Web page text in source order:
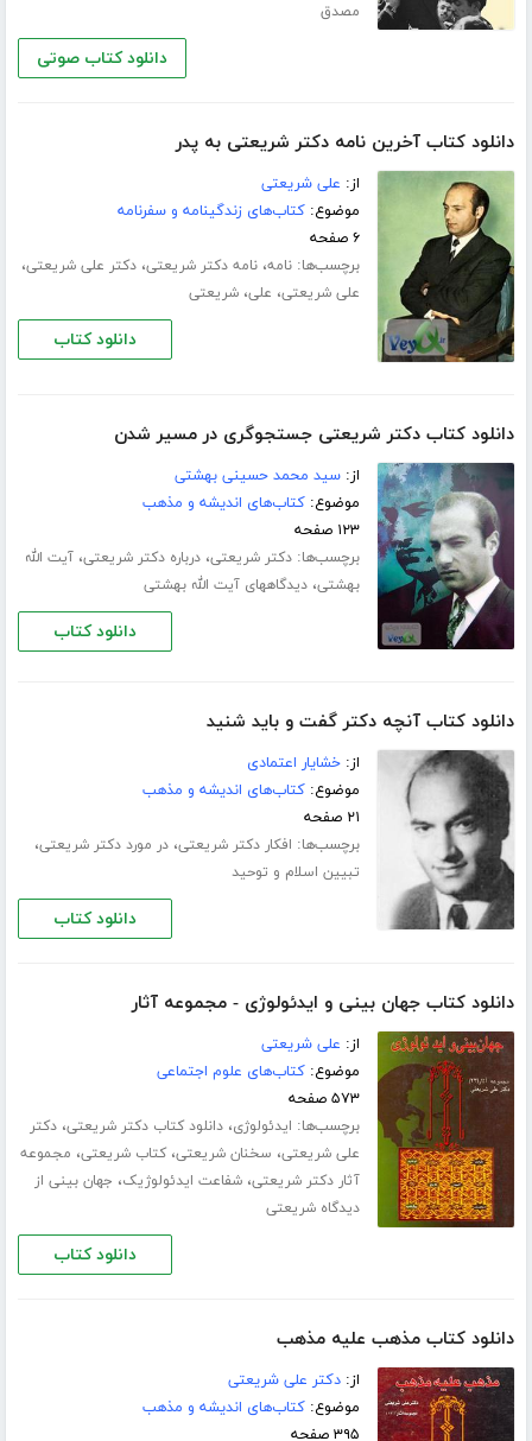
مصدق
دانلود کتاب صوتی
دانلود کتاب آخرین نامه دکتر شریعتی به پدر
از: علی شریعتی
موضوع:کتاب‌های زندگینامه و سفرنامه
۶ صفحه
برچسب‌ها:نامه،نامه دکتر شریعتی،دکتر علی شریعتی،
علی شریعتی، علی،شریعتی
دانلود کتاب
دانلود کتاب دکتر شریعتی جستجوگری در مسیر شدن
از:سید محمد حسینی بهشتی
موضوع:کتاب‌های اندیشه و مذهب
۱۲۳ صفحه
برچسب‌ها:دکتر شریعتی،درباره دکتر شریعتی،آیت الله
بهشتی،دیدگاههای آیت الله بهشتی
دانلود کتاب
دانلود کتاب آنچه دکتر گفت و باید شنید
از:خشایار اعتمادی
موضوع:کتاب‌های اندیشه و مذهب
۲۱ صفحه
برچسب‌ها: افکار دکتر شریعتی،در مورد دکتر شریعتی،
تبیین اسلام و توحید
دانلود کتاب
دانلود کتاب جهان بینی و ایدئولوژی - مجموعه آثار
از: علی شریعتی
موضوع:کتاب‌های علوم اجتماعی
۵۷۳ صفحه
برچسب‌ها: ایدئولوژی،دانلود کتاب دکتر شریعتی،دکتر
علی شریعتی، سخنان شریعتی،کتاب شریعتی، مجموعه
آثار دکتر شریعتی،شفاعت ایدئولوژیک، جهان بینی از
دیدگاه شریعتی
دانلود کتاب
دانلود کتاب مذهب علیه مذهب
از:دکتر علی شریعتی
موضوع:کتاب‌های اندیشه و مذهب
۳۹۵ صفحه